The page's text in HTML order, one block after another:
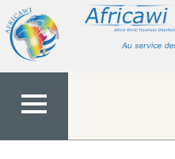
contenu
MENU